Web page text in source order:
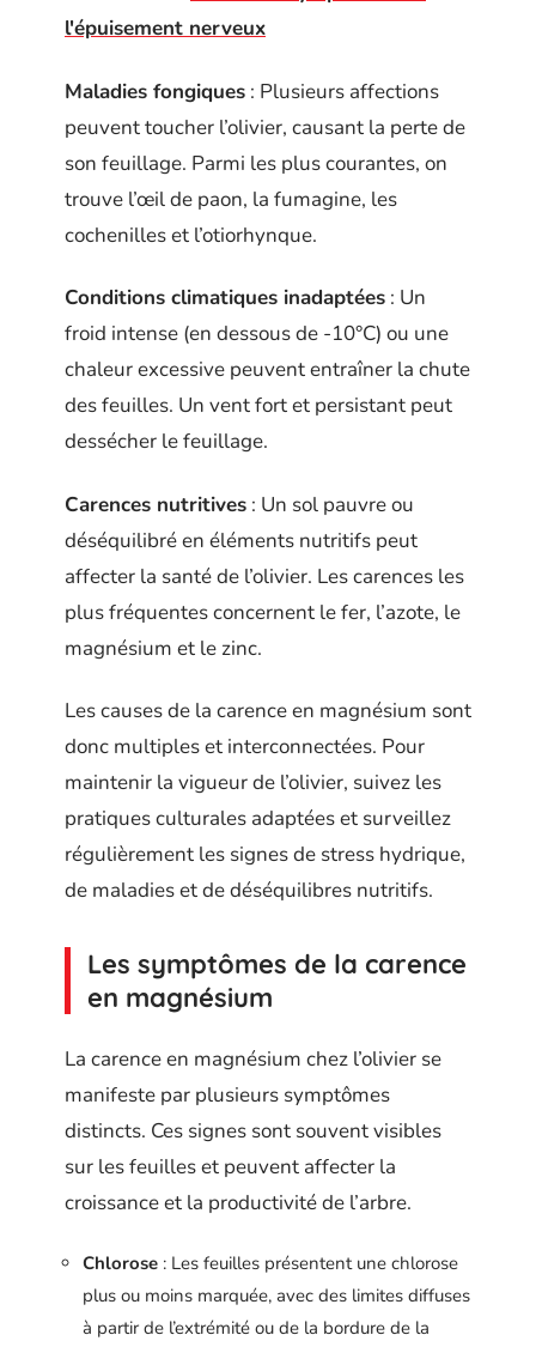
l'épuisement nerveux
Maladies fongiques : Plusieurs affections
peuvent toucher l’olivier, causant la perte de
son feuillage. Parmi les plus courantes, on
trouve l’œil de paon, la fumagine, les
cochenilles et l’otiorhynque.
Conditions climatiques inadaptées : Un
froid intense (en dessous de -10°C) ou une
chaleur excessive peuvent entraîner la chute
des feuilles. Un vent fort et persistant peut
dessécher le feuillage.
Carences nutritives : Un sol pauvre ou
déséquilibré en éléments nutritifs peut
affecter la santé de l’olivier. Les carences les
plus fréquentes concernent le fer, l’azote, le
magnésium et le zinc.
Les causes de la carence en magnésium sont
donc multiples et interconnectées. Pour
maintenir la vigueur de l’olivier, suivez les
pratiques culturales adaptées et surveillez
régulièrement les signes de stress hydrique,
de maladies et de déséquilibres nutritifs.
Les symptômes de la carence
en magnésium
La carence en magnésium chez l’olivier se
manifeste par plusieurs symptômes
distincts. Ces signes sont souvent visibles
sur les feuilles et peuvent affecter la
croissance et la productivité de l’arbre.
Chlorose : Les feuilles présentent une chlorose
plus ou moins marquée, avec des limites diffuses
à partir de l’extrémité ou de la bordure de la